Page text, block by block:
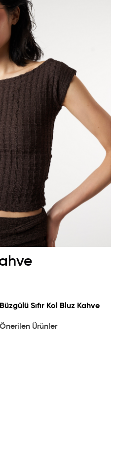
Sıfır Kol Bluz Kahve
Ürünler